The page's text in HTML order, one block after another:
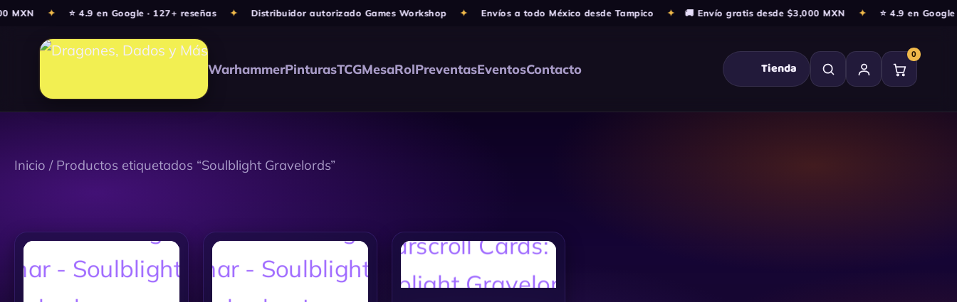
⭐ 4.9 en Google · 127+ reseñas ✦ Distribuidor autorizado Games Workshop ✦ Envíos a todo México desde Tampico ✦ 🚚 Envío gratis desde $3,000 MXN ⭐ 4.9 en Google ·
WarhammerPinturasTCGMesaRolPreventasEventosContacto Tienda
0
Ir
contenido
Inicio / Productos etiquetados “Soulblight Gravelords”